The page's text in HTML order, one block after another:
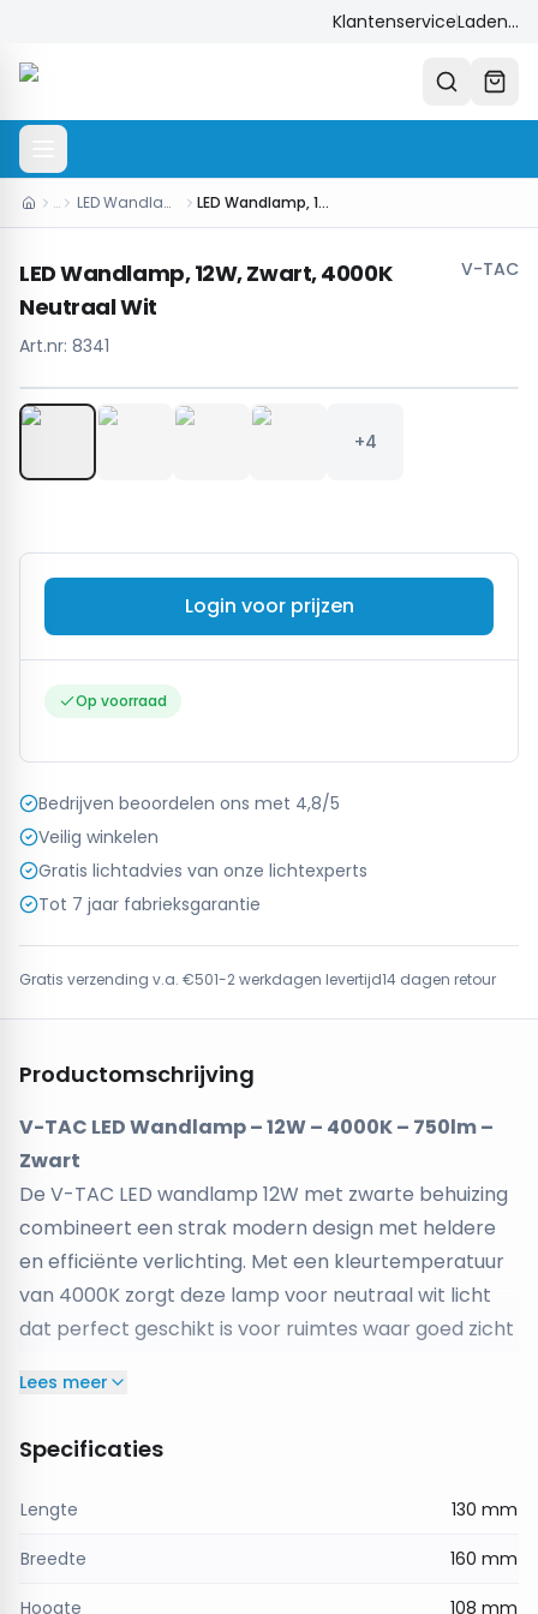
KlantenserviceLaden...
… LED Wandlampen LED Wandlamp, 12W, Zwart, 4000K Neutraal Wit
LED Wandlamp, 12W, Zwart, 4000K
Neutraal Wit
V-TAC
Art.nr: 8341
+4
Login voor prijzen
Op voorraad
Bedrijven beoordelen ons met 4,8/5
Veilig winkelen
Gratis lichtadvies van onze lichtexperts
Tot 7 jaar fabrieksgarantie
Gratis verzending v.a. €501-2 werkdagen levertijd14 dagen retour
Productomschrijving
V-TAC LED Wandlamp – 12W – 4000K – 750lm –
Zwart
De V-TAC LED wandlamp 12W met zwarte behuizing
combineert een strak modern design met heldere
en efficiënte verlichting. Met een kleurtemperatuur
van 4000K zorgt deze lamp voor neutraal wit licht
dat perfect geschikt is voor ruimtes waar goed zicht
Met een lichtopbrengst van 750 lumen biedt de
toepassingen zoals keukens, gangen, kantoren en
werkruimtes. Het neutrale licht zorgt voor een frisse
voelen.
Het moderne zwarte armatuur geeft de lamp een
Lees meer
Specificaties
Lengte 130 mm
Breedte 160 mm
Hoogte 108 mm